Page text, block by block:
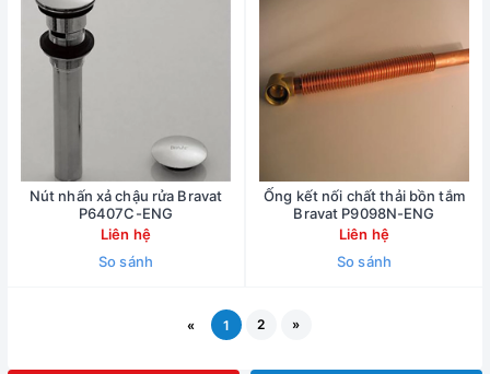
Nút nhấn xả chậu rửa Bravat
P6407C-ENG
Liên hệ
So sánh
Ống kết nối chất thải bồn tắm
Bravat P9098N-ENG
Liên hệ
So sánh
« 1 2 »